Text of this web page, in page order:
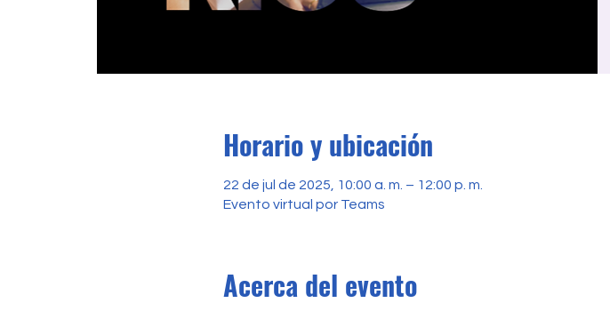
Horario y ubicación
22 de jul de 2025, 10:00 a. m. – 12:00 p. m.
Evento virtual por Teams
Acerca del evento